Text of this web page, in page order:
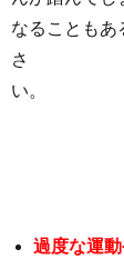
なることもあ
さ
過度な運